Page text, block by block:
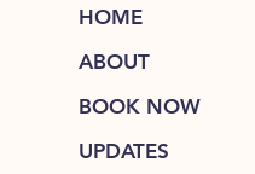
HOME
ABOUT
BOOK NOW
UPDATES